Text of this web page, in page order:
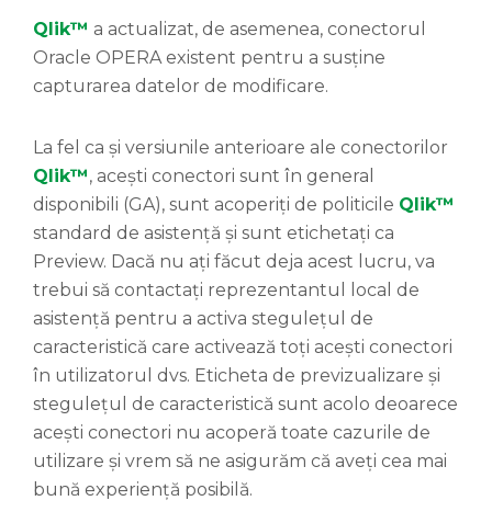
Qlik™ a actualizat, de asemenea, conectorul
Oracle OPERA existent pentru a susține
capturarea datelor de modificare.
La fel ca și versiunile anterioare ale conectorilor
Qlik™, acești conectori sunt în general
disponibili (GA), sunt acoperiți de politicile Qlik™
standard de asistență și sunt etichetați ca
Preview. Dacă nu ați făcut deja acest lucru, va
trebui să contactați reprezentantul local de
asistență pentru a activa stegulețul de
caracteristică care activează toți acești conectori
în utilizatorul dvs. Eticheta de previzualizare și
stegulețul de caracteristică sunt acolo deoarece
acești conectori nu acoperă toate cazurile de
utilizare și vrem să ne asigurăm că aveți cea mai
bună experiență posibilă.